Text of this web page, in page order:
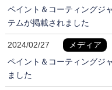
ペイント＆コーティングジ
テムが掲載されました
2024/02/27
メディア
ペイント＆コーティングジ
ました